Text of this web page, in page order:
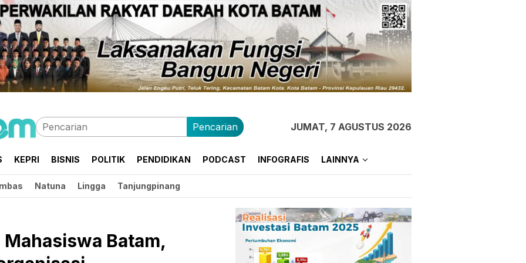
Pencarian JUMAT, 7 AGUSTUS 2026
KEPRI BISNIS POLITIK PENDIDIKAN PODCAST INFOGRAFIS LAINNYA
Natuna Lingga Tanjungpinang
Batam,